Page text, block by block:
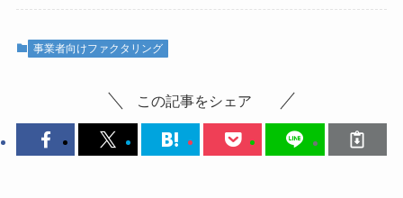
事業者向けファクタリング
この記事をシェア